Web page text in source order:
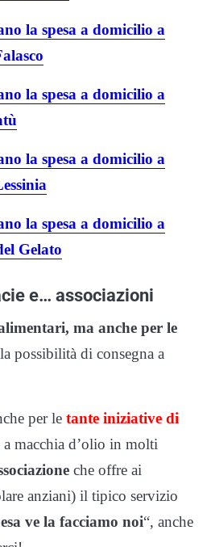
la spesa a domicilio a
la spesa a domicilio a
la spesa a domicilio a
la spesa a domicilio a
Gelato
e… associazioni
ma anche per le
possibilità di consegna a
per le tante iniziative di
macchia d’olio in molti
che offre ai
anziani) il tipico servizio
ve la facciamo noi“, anche